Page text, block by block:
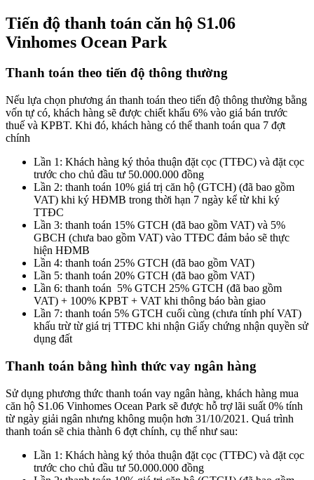
Tiến độ thanh toán căn hộ S1.06
Vinhomes Ocean Park
Thanh toán theo tiến độ thông thường
Nếu lựa chọn phương án thanh toán theo tiến độ thông thường bằng
vốn tự có, khách hàng sẽ được chiết khấu 6% vào giá bán trước
thuế và KPBT. Khi đó, khách hàng có thể thanh toán qua 7 đợt
chính
Lần 1: Khách hàng ký thỏa thuận đặt cọc (TTĐC) và đặt cọc
trước cho chủ đầu tư 50.000.000 đồng
Lần 2: thanh toán 10% giá trị căn hộ (GTCH) (đã bao gồm
VAT) khi ký HĐMB trong thời hạn 7 ngày kể từ khi ký
TTĐC
Lần 3: thanh toán 15% GTCH (đã bao gồm VAT) và 5%
GBCH (chưa bao gồm VAT) vào TTĐC đảm bảo sẽ thực
hiện HĐMB
Lần 4: thanh toán 25% GTCH (đã bao gồm VAT)
Lần 5: thanh toán 20% GTCH (đã bao gồm VAT)
Lần 6: thanh toán 5% GTCH 25% GTCH (đã bao gồm
VAT) + 100% KPBT + VAT khi thông báo bàn giao
Lần 7: thanh toán 5% GTCH cuối cùng (chưa tính phí VAT)
khấu trừ từ giá trị TTĐC khi nhận Giấy chứng nhận quyền sử
dụng đất
Thanh toán bằng hình thức vay ngân hàng
Sử dụng phương thức thanh toán vay ngân hàng, khách hàng mua
căn hộ S1.06 Vinhomes Ocean Park sẽ được hỗ trợ lãi suất 0% tính
từ ngày giải ngân nhưng không muộn hơn 31/10/2021. Quá trình
thanh toán sẽ chia thành 6 đợt chính, cụ thể như sau:
Lần 1: Khách hàng ký thỏa thuận đặt cọc (TTĐC) và đặt cọc
trước cho chủ đầu tư 50.000.000 đồng